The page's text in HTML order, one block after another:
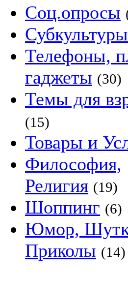
Соц.опросы
Субкультуры
Телефоны,
гаджеты (30)
Темы для
(15)
Товары и
Философия,
Религия (19)
Шоппинг (6)
Юмор,
Приколы (14)